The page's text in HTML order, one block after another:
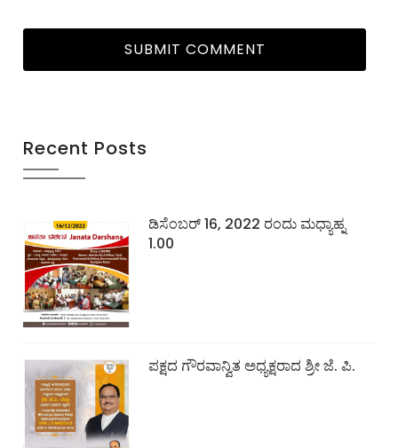
Recent Posts
ಡಿಸೆಂಬರ್ 16, 2022 ರಂದು ಮಧ್ಯಾಹ್ನ
1.00
ಪಕ್ಷದ ಗೌರವಾನ್ವಿತ ಅಧ್ಯಕ್ಷರಾದ ಶ್ರೀ ಜೆ. ಪಿ.